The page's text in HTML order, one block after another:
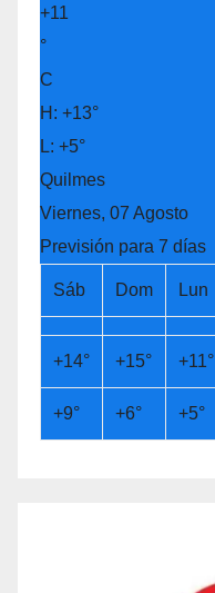
+11
°
C
H: +13°
L: +5°
Quilmes
Viernes, 07 Agosto
Previsión para 7 días
Sáb Dom Lun
+14° +15° +11°
+9° +6° +5°